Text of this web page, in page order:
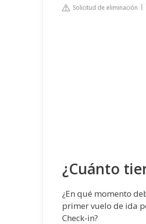
Solicitud de eliminación
¿Cuánto
¿En qué momento
primer vuelo de ida
Check-in?